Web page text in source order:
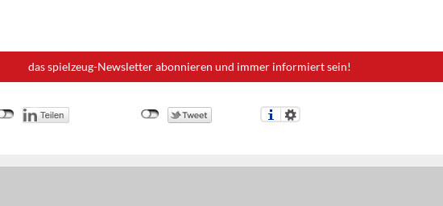
das spielzeug-Newsletter abonnieren und immer informiert sein!